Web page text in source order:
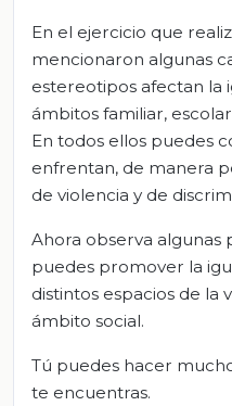
En el ejercicio que
mencionaron algunas
estereotipos afectan la
ámbitos familiar,
En todos ellos puedes
enfrentan, de manera
de violencia y de
Ahora observa algunas
puedes promover la
distintos espacios de la
ámbito social.
Tú puedes hacer
te encuentras.